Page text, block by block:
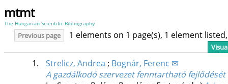
mtmt
The Hungarian Scientific Bibliography
Previous page 1 elements on 1 page(s), 1 element
1. Strelicz, Andrea ; Bognár, Ferenc ✉
A gazdálkodó szervezet fenntartható